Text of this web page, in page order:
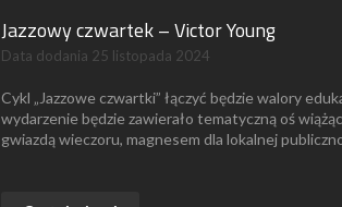
Jazzowy czwartek – Victor Young
Data dodania 25 listopada 2024
Cykl „Jazzowe czwartki” łączyć będzie walory
wydarzenie będzie zawierało tematyczną oś
gwiazdą wieczoru, magnesem dla lokalnej